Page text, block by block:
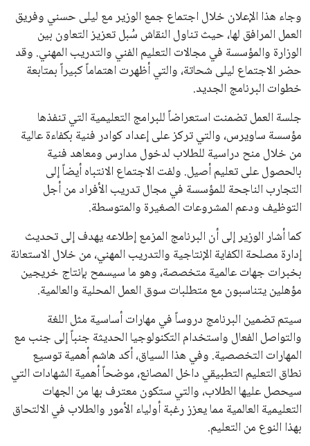
وجاء هذا الإعلان خلال اجتماع جمع الوزير مع ليلى حسني وفريق
العمل المرافق لها، حيث تناول النقاش سُبل تعزيز التعاون بين
الوزارة والمؤسسة في مجالات التعليم الفني والتدريب المهني. وقد
حضر الاجتماع ليلى شحاتة، والتي أظهرت اهتماماً كبيراً بمتابعة
خطوات البرنامج الجديد.
جلسة العمل تضمنت استعراضاً للبرامج التعليمية التي تنفذها
مؤسسة ساويرس، والتي تركز على إعداد كوادر فنية بكفاءة عالية
من خلال منح دراسية للطلاب لدخول مدارس ومعاهد فنية
بالحصول على تعليم أصيل. ولفت الاجتماع الانتباه أيضاً إلى
التجارب الناجحة للمؤسسة في مجال تدريب الأفراد من أجل
التوظيف ودعم المشروعات الصغيرة والمتوسطة.
كما أشار الوزير إلى أن البرنامج المزمع إطلاعه يهدف إلى تحديث
إدارة مصلحة الكفاية الإنتاجية والتدريب المهني، من خلال الاستعانة
بخبرات جهات عالمية متخصصة، وهو ما سيسمح بإنتاج خريجين
مؤهلين يتناسبون مع متطلبات سوق العمل المحلية والعالمية.
سيتم تضمين البرنامج دروساً في مهارات أساسية مثل اللغة
والتواصل الفعال واستخدام التكنولوجيا الحديثة جنباً إلى جنب مع
المهارات التخصصية. وفي هذا السياق، أكد هاشم أهمية توسيع
نطاق التعليم التطبيقي داخل المصانع، موضحاً أهمية الشهادات التي
سيحصل عليها الطلاب، والتي ستكون معترف بها من الجهات
التعليمية العالمية مما يعزز رغبة أولياء الأمور والطلاب في الالتحاق
بهذا النوع من التعليم.